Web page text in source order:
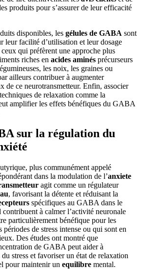
produits pour s’assurer de leur efficacité
disponibles, les gélules de GABA sont
leur facilité d’utilisation et leur dosage
qui préfèrent une approche plus
riches en acides aminés précurseurs
les noix, les graines ou
ailleurs contribuer à augmenter
de ce neurotransmetteur. Enfin, associer
de relaxation comme la
amplifier les effets bénéfiques du GABA
sur la régulation du
plus communément appelé
dans la modulation de l’anxiete
agit comme un régulateur
, favorisant la détente et réduisant la
spécifiques au GABA dans le
contribuent à calmer l’activité neuronale
particulièrement bénéfique pour les
de stress intense ou qui sont en
Des études ont montré que
de GABA peut aider à
stress et favoriser un état de relaxation
pour maintenir un equilibre mental.